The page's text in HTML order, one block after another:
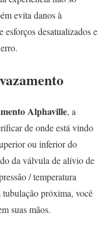
evita danos à
esforços desatualizados e
Alphaville, a
de onde está vindo
ou inferior do
da válvula de alívio de
/ temperatura
próxima, você
suas mãos.